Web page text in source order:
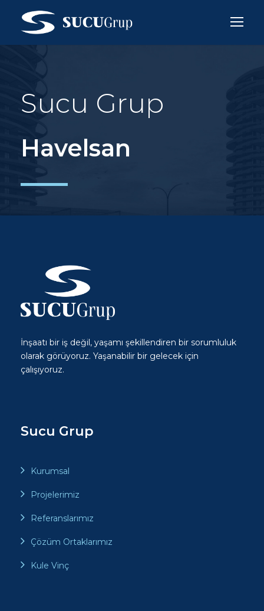
Sucu Grup
Havelsan
İnşaatı bir iş değil, yaşamı şekillendiren bir sorumluluk
olarak görüyoruz. Yaşanabilir bir gelecek için
çalışıyoruz.
Sucu Grup
Kurumsal
Projelerimiz
Referanslarımız
Çözüm Ortaklarımız
Kule Vinç